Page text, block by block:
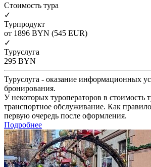
Cтоимость тура
✓
Турпродукт
от 1896 BYN (545 EUR)
✓
Туруслуга
295 BYN
Туруслуга - оказание информационных
бронирования.
У некоторых туроператоров в стоимость
транспортное обслуживание. Как
первую очередь после оформления.
Подробнее